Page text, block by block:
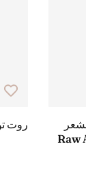
روت